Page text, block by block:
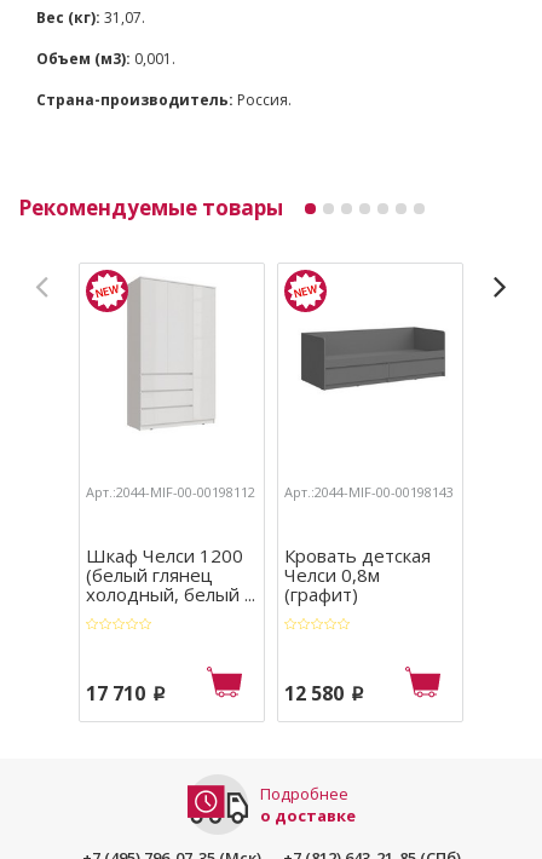
Вес (кг): 31,07.
Объем (м3): 0,001.
Страна-производитель: Россия.
Рекомендуемые товары
Арт.:2044-MIF-00-00198112
Шкаф Челси 1200
(белый глянец
холодный, белый ...
17 710 p
Арт.:2044-MIF-00-00198143
Кровать детская
Челси 0,8м
(графит)
12 580 p
Подробнее
о доставке